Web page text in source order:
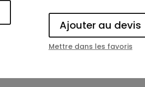
Ajouter au devis
Mettre dans les favoris